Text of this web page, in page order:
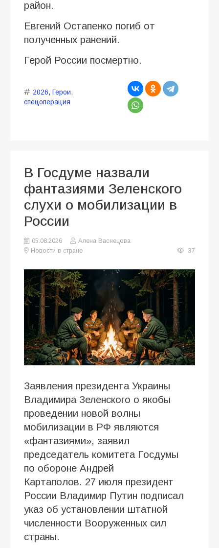
район.
Евгений Остапенко погиб от
полученных ранений.
Герой России посмертно.
2026, Герои,
спецоперация
В Госдуме назвали
фантазиями Зеленского
слухи о мобилизации в
России
05.08.2026
Алена Васнецова
Новости в стране
37
Заявления президента Украины
Владимира Зеленского о якобы
проведении новой волны
мобилизации в РФ являются
«фантазиями», заявил
председатель комитета Госдумы
по обороне Андрей
Картаполов. 27 июля президент
России Владимир Путин подписал
указ об установлении штатной
численности Вооруженных сил
страны.